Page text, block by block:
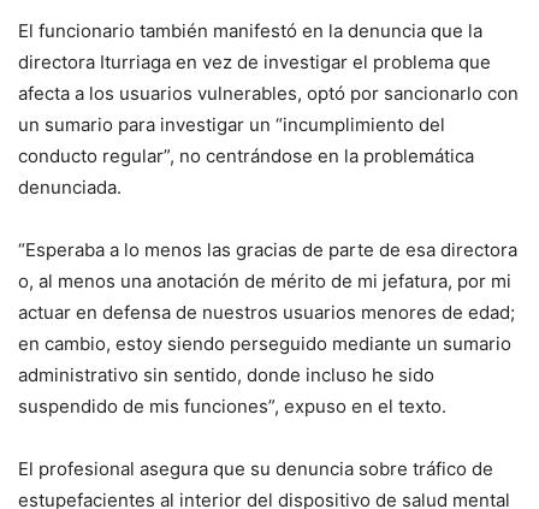
El funcionario también manifestó en la denuncia que la
directora Iturriaga en vez de investigar el problema que
afecta a los usuarios vulnerables, optó por sancionarlo con
un sumario para investigar un “incumplimiento del
conducto regular”, no centrándose en la problemática
denunciada.
“Esperaba a lo menos las gracias de parte de esa directora
o, al menos una anotación de mérito de mi jefatura, por mi
actuar en defensa de nuestros usuarios menores de edad;
en cambio, estoy siendo perseguido mediante un sumario
administrativo sin sentido, donde incluso he sido
suspendido de mis funciones”, expuso en el texto.
El profesional asegura que su denuncia sobre tráfico de
estupefacientes al interior del dispositivo de salud mental